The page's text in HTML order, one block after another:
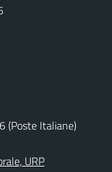
(Poste Italiane)
URP